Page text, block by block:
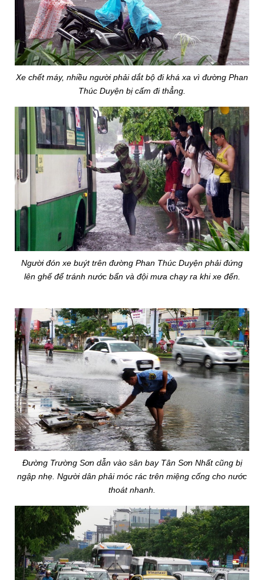
Xe chết máy, nhiều người phải dắt bộ đi khá xa vì đường Phan
Thúc Duyện bị cấm đi thẳng.
Người đón xe buýt trên đường Phan Thúc Duyện phải đứng
lên ghế để tránh nước bẩn và đội mưa chạy ra khi xe đến.
Đường Trường Sơn dẫn vào sân bay Tân Sơn Nhất cũng bị
ngập nhẹ. Người dân phải móc rác trên miệng cống cho nước
thoát nhanh.